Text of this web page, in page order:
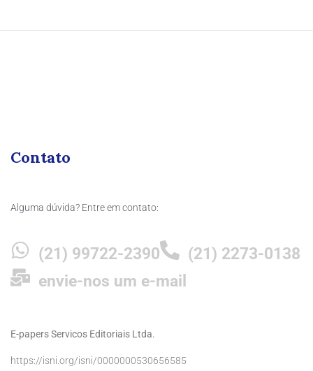
Contato
Alguma dúvida? Entre em contato:
(21) 99722-2390
(21) 2273-0138
envie-nos um e-mail
E-papers Servicos Editoriais Ltda.
https://isni.org/isni/0000000530656585